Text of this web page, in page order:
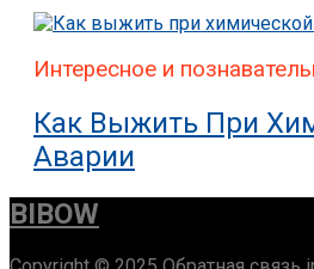
Интересное и
Как Выжить При
Аварии
BIBOW